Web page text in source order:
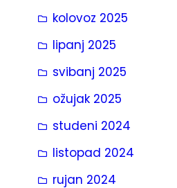
kolovoz 2025
lipanj 2025
svibanj 2025
ožujak 2025
studeni 2024
listopad 2024
rujan 2024